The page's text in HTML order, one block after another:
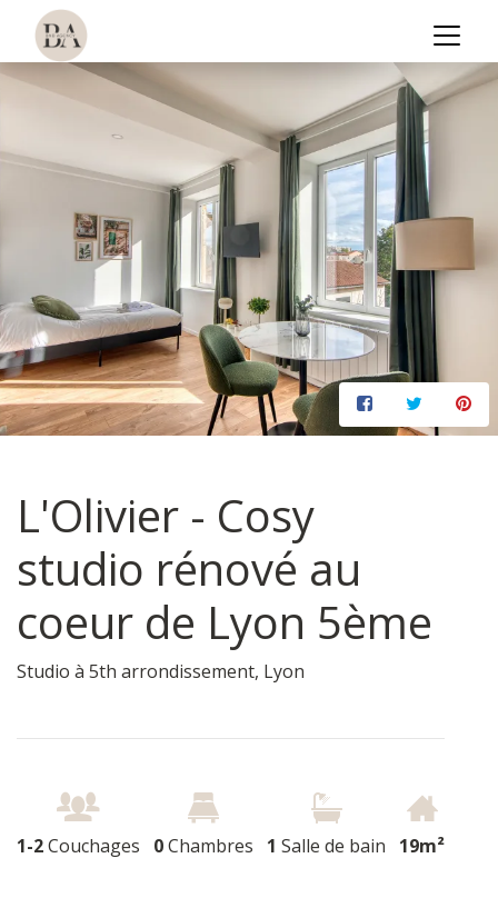
L'Olivier - Cosy
studio rénové au
coeur de Lyon 5ème
Studio à 5th arrondissement, Lyon
1-2Couchages 0Chambres 1 Salle de bain 19m²